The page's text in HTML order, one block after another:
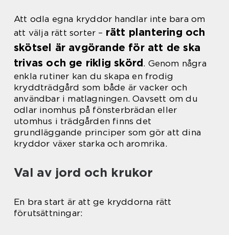
Att odla egna kryddor handlar inte bara om
att välja rätt sorter – rätt plantering och
skötsel är avgörande för att de ska
trivas och ge riklig skörd. Genom några
enkla rutiner kan du skapa en frodig
kryddträdgård som både är vacker och
användbar i matlagningen. Oavsett om du
odlar inomhus på fönsterbrädan eller
utomhus i trädgården finns det
grundläggande principer som gör att dina
kryddor växer starka och aromrika.
Val av jord och krukor
En bra start är att ge kryddorna rätt
förutsättningar: